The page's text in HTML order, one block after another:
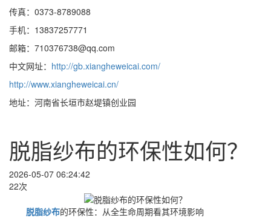
传真：0373-8789088
手机：13837257771
邮箱：710376738@qq.com
中文网址： http://gb.xiangheweicai.com/
http://www.xiangheweicai.cn/
地址：河南省长垣市赵堤镇创业园
脱脂纱布的环保性如何？
2026-05-07 06:24:42
22次
脱脂纱布的环保性：从全生命周期看其环境影响